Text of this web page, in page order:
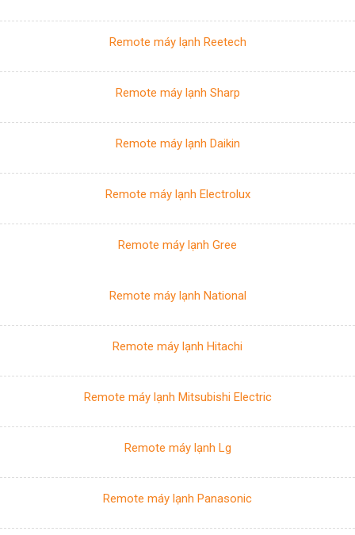
Remote máy lạnh Reetech
Remote máy lạnh Sharp
Remote máy lạnh Daikin
Remote máy lạnh Electrolux
Remote máy lạnh Gree
Remote máy lạnh National
Remote máy lạnh Hitachi
Remote máy lạnh Mitsubishi Electric
Remote máy lạnh Lg
Remote máy lạnh Panasonic